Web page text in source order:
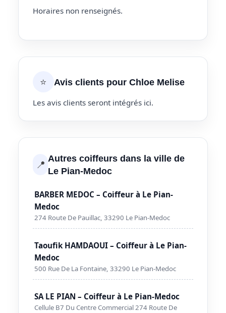
Horaires non renseignés.
⭐ Avis clients pour Chloe Melise
Les avis clients seront intégrés ici.
📍 Autres coiffeurs dans la ville de
Le Pian-Medoc
BARBER MEDOC – Coiffeur à Le Pian-
Medoc
274 Route De Pauillac, 33290 Le Pian-Medoc
Taoufik HAMDAOUI – Coiffeur à Le Pian-
Medoc
500 Rue De La Fontaine, 33290 Le Pian-Medoc
SA LE PIAN – Coiffeur à Le Pian-Medoc
Cellule B7 Du Centre Commercial 274 Route De